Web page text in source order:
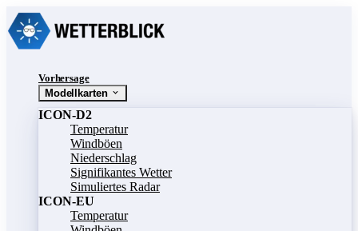
Vorhersage
Modellkarten
ICON-D2
Temperatur
Windböen
Niederschlag
Signifikantes Wetter
Simuliertes Radar
ICON-EU
Temperatur